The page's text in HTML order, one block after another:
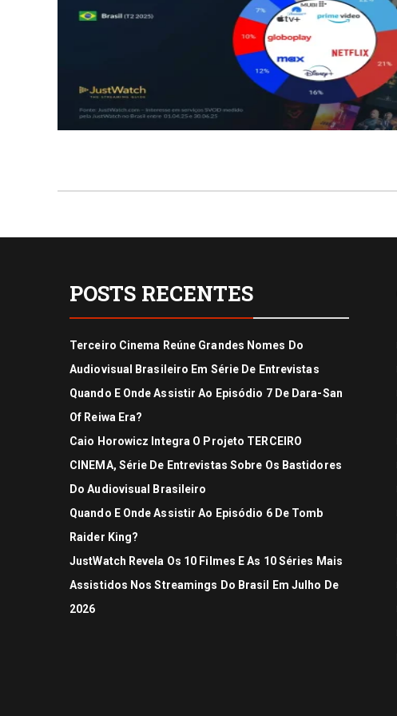
POSTS RECENTES
Terceiro Cinema Reúne Grandes Nomes Do
Audiovisual Brasileiro Em Série De Entrevistas
Quando E Onde Assistir Ao Episódio 7 De Dara-San
Of Reiwa Era?
Caio Horowicz Integra O Projeto TERCEIRO
CINEMA, Série De Entrevistas Sobre Os Bastidores
Do Audiovisual Brasileiro
Quando E Onde Assistir Ao Episódio 6 De Tomb
Raider King?
JustWatch Revela Os 10 Filmes E As 10 Séries Mais
Assistidos Nos Streamings Do Brasil Em Julho De
2026